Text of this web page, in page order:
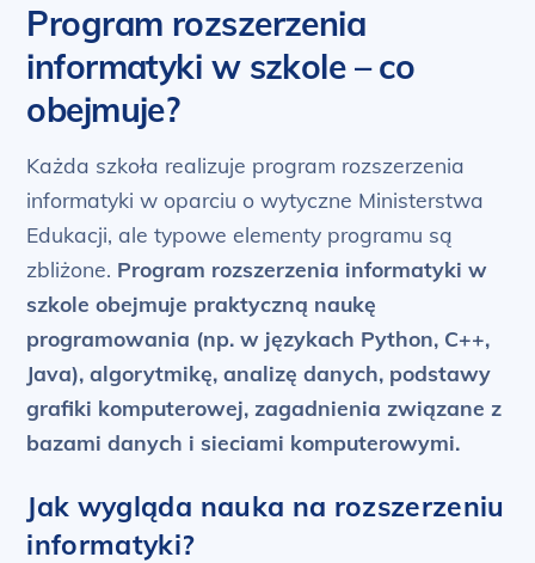
Program rozszerzenia
informatyki w szkole – co
obejmuje?
Każda szkoła realizuje program rozszerzenia
informatyki w oparciu o wytyczne Ministerstwa
Edukacji, ale typowe elementy programu są
zbliżone. Program rozszerzenia informatyki w
szkole obejmuje praktyczną naukę
programowania (np. w językach Python, C++,
Java), algorytmikę, analizę danych, podstawy
grafiki komputerowej, zagadnienia związane z
bazami danych i sieciami komputerowymi.
Jak wygląda nauka na rozszerzeniu
informatyki?